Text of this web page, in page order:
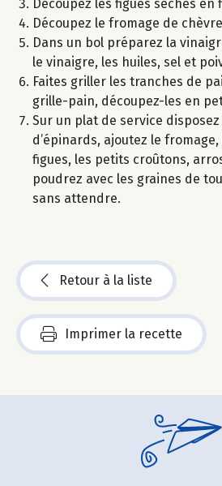
Découpez les figues sèches en
Découpez le fromage de
Dans un bol préparez la
le vinaigre, les huiles, sel et
Faites griller les tranches de
grille-pain, découpez-les en
Sur un plat de service
d’épinards, ajoutez le
figues, les petits croûtons,
poudrez avec les graines de
sans attendre.
Retour à la liste
Imprimer la recette